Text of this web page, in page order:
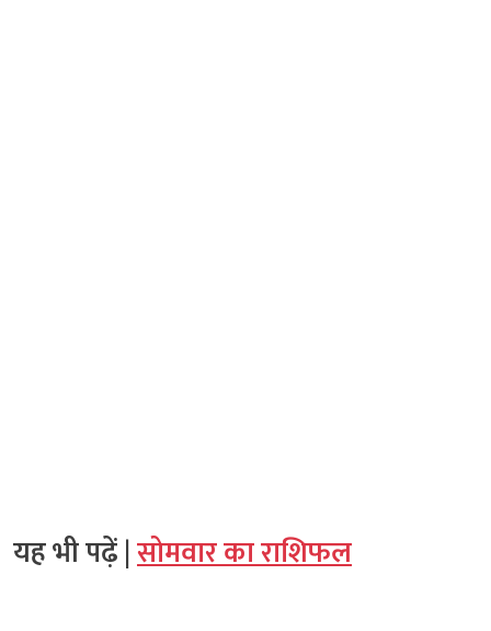
यह भी पढ़ें |सोमवार का राशिफल